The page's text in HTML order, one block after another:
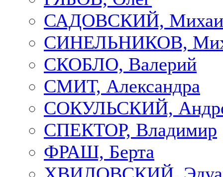
САДОВСКИЙ,
СИНЕЛЬНИКОВ,
СКОБЛО, Валерий
СМИТ, Александра
СОКУЛЬСКИЙ,
СПЕКТОР, Владимир
ФРАШ, Берта